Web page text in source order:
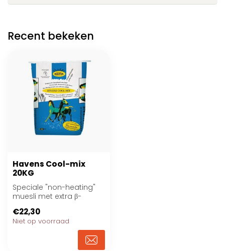
Recent bekeken
Havens Cool-mix
20KG
Speciale "non-heating"
muesli met extra β-
dinkelspelt
€22,30
Niet op voorraad